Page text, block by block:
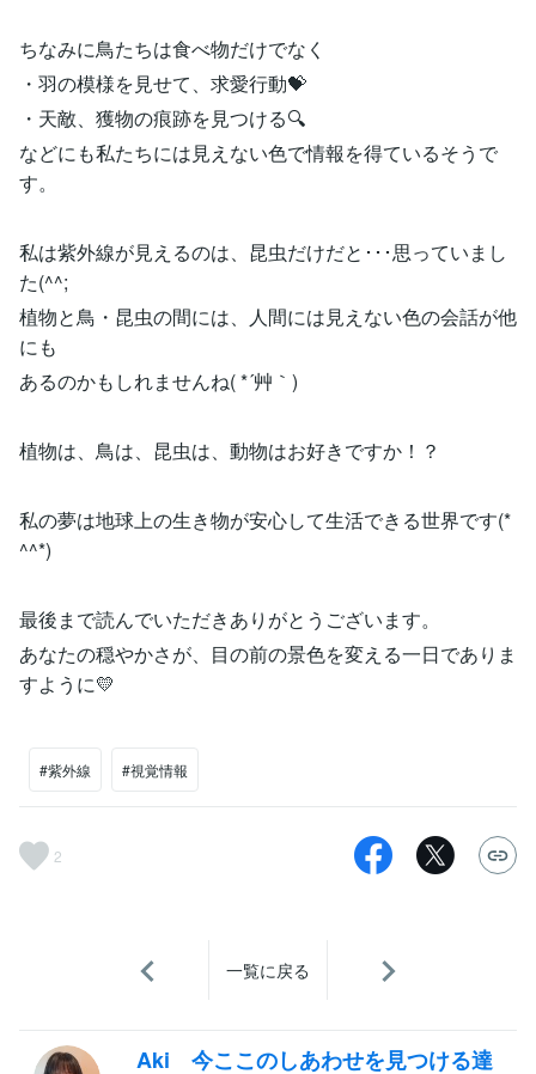
ちなみに鳥たちは食べ物だけでなく
・羽の模様を見せて、求愛行動💝
・天敵、獲物の痕跡を見つける🔍
などにも私たちには見えない色で情報を得ているそうで
す。
私は紫外線が見えるのは、昆虫だけだと･･･思っていまし
た(^^;
植物と鳥・昆虫の間には、人間には見えない色の会話が他
にも
あるのかもしれませんね( *´艸｀)
植物は、鳥は、昆虫は、動物はお好きですか！？
私の夢は地球上の生き物が安心して生活できる世界です(*
^^*)
最後まで読んでいただきありがとうございます。
あなたの穏やかさが、目の前の景色を変える一日でありま
すように💛
#紫外線 #視覚情報
2
一覧に戻る
Aki 今ここのしあわせを見つける達